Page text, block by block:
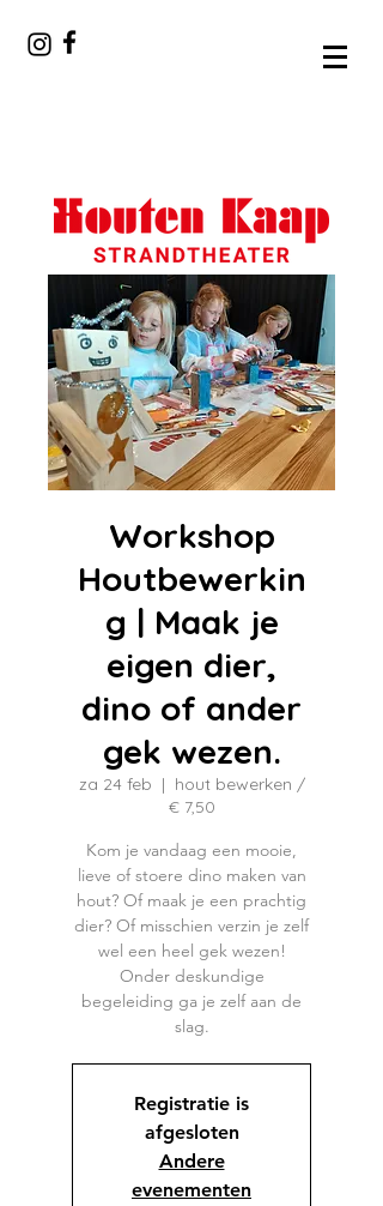
Workshop
Houtbewerkin
g | Maak je
eigen dier,
dino of ander
gek wezen.
za 24 feb
  |
hout bewerken /
€ 7,50
Kom je vandaag een mooie,
lieve of stoere dino maken van
hout? Of maak je een prachtig
dier? Of misschien verzin je zelf
wel een heel gek wezen!
Onder deskundige
begeleiding ga je zelf aan de
slag.
Registratie is
afgesloten
Andere
evenementen